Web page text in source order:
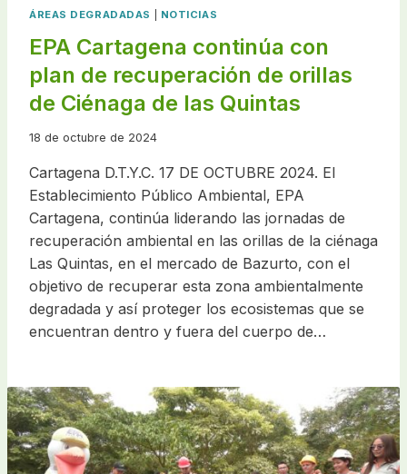
ÁREAS DEGRADADAS NOTICIAS
EPA Cartagena continúa con
plan de recuperación de orillas
de Ciénaga de las Quintas
18 de octubre de 2024
Cartagena D.T.Y.C. 17 DE OCTUBRE 2024. El
Establecimiento Público Ambiental, EPA
Cartagena, continúa liderando las jornadas de
recuperación ambiental en las orillas de la ciénaga
Las Quintas, en el mercado de Bazurto, con el
objetivo de recuperar esta zona ambientalmente
degradada y así proteger los ecosistemas que se
encuentran dentro y fuera del cuerpo de…